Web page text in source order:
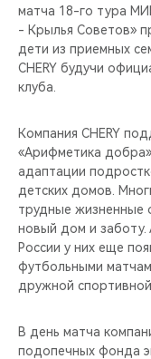
матча 18-го тура
- Крылья Советов»
дети из приемных
CHERY будучи
клуба.
Компания CHERY
«Арифметика
адаптации
детских домов.
трудные жизненные
новый дом и заботу.
России у них еще
футбольными
дружной
В день матча
подопечных фонда